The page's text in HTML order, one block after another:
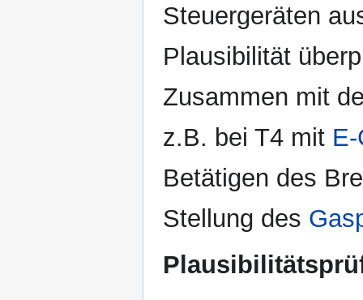
Steuergeräten
Plausibilität
Zusammen mit
z.B. bei T4 mit
Betätigen des
Stellung des